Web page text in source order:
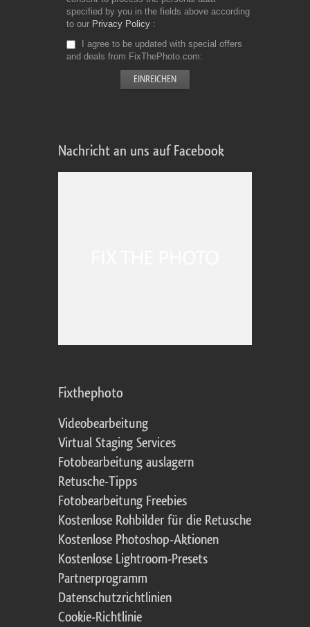
specified by you in the fields above according
to our Privacy Policy
I agree to be updated with special offers
and deals from FixThePhoto.com
Nachricht an uns auf Facebook
Fixthephoto
Videobearbeitung
Virtual Staging Services
Fotobearbeitung auslagern
Retusche-Tipps
Fotobearbeitung Freebies
Kostenlose Rohbilder für die Retusche
Kostenlose Photoshop-Aktionen
Kostenlose Lightroom-Presets
Partnerprogramm
Datenschutzrichtlinien
Cookie-Richtlinie